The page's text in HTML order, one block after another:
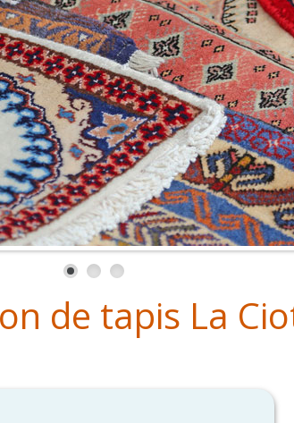
de tapis La